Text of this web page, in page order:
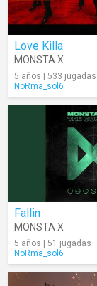
Love Killa
MONSTA X
5 años | 533 jugadas
NoRma_sol6
Fallin
MONSTA X
5 años | 51 jugadas
NoRma_sol6